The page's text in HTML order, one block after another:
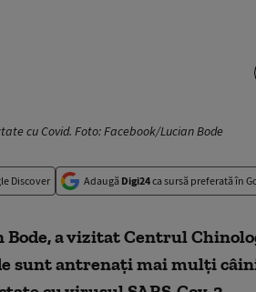
cu Covid. Foto: Facebook/Lucian Bode
Discover Adaugă Digi24ca sursă preferată în
a vizitat Centrul
sunt antrenați mai mulți